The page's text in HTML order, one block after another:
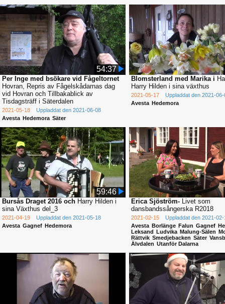
54:37
Per Inge med bsökare vid Fågeltornet
Hovran, Repris av Fågelskådarnas dag
vid Hovran och Tillbakablick av
Tisdagsträff i Säterdalen
2021-05-18
Uppladdat den 2021-06-08
Avesta Hedemora Säter
Blomsterland med Marika i
Harry Hilden i sina växthus
2021-05-17
Uppladdat den 2021-06-
Avesta Hedemora
59:46
Bursås Draget 2016 och Harry Hilden i
sina Växthus del_3
2021-04-19
Uppladdat den 2021-05-18
Avesta Gagnef Hedemora
Erica Sjöström- Livet som
dansbandssångerska R2018
2021-02-15
Uppladdat den 2021-02-
Avesta Borlänge Falun Gagnef
Leksand Ludvika Malung-Sälen
Rättvik Smedjebacken Säter
Älvdalen Utanför Dalarna